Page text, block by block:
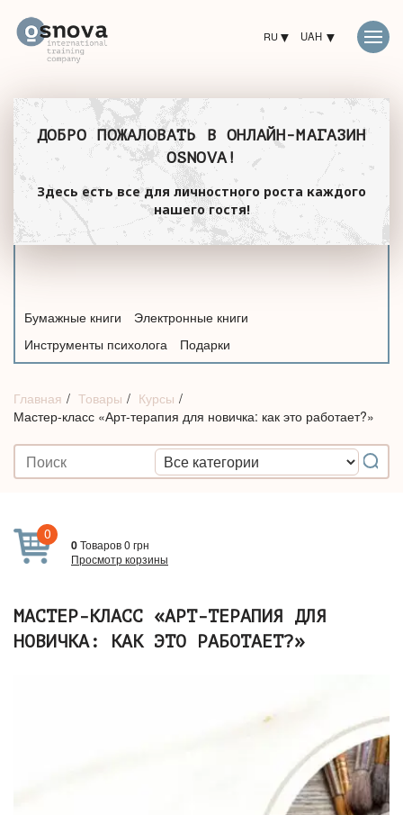
RU UAH
ДОБРО ПОЖАЛОВАТЬ В ОНЛАЙН-МАГАЗИН
OSNOVA!
Здесь есть все для личностного роста каждого
нашего гостя!
Бумажные книги
Электронные книги
Инструменты психолога
Подарки
Главная Товары
Курсы
Мастер-класс «Арт-терапия для новичка: как это работает?»
0
0Товаров0грн
Просмотр корзины
МАСТЕР-КЛАСС «АРТ-ТЕРАПИЯ ДЛЯ
НОВИЧКА: КАК ЭТО РАБОТАЕТ?»